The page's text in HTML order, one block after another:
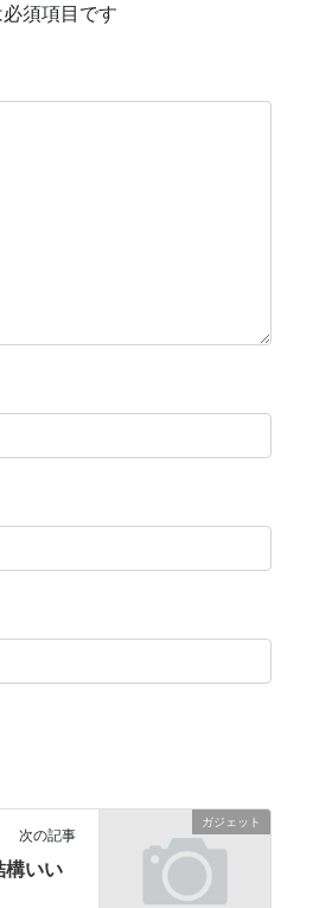
須項目です
ガジェット
次の記事
構いい